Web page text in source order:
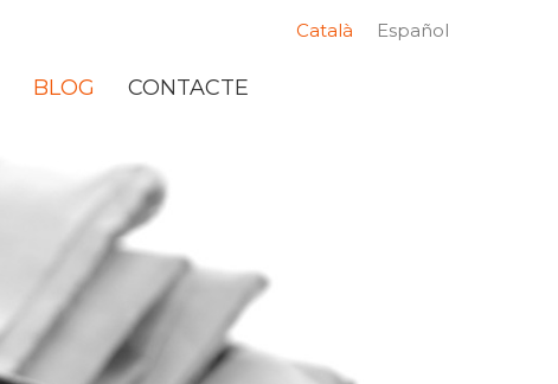
Català Español
BLOG CONTACTE